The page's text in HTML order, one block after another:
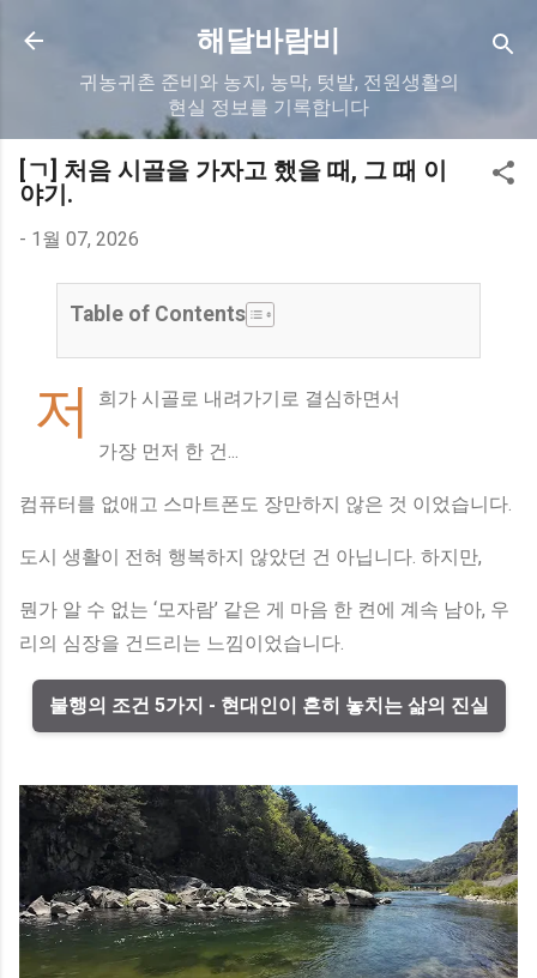
기본 콘텐츠로 건너뛰기
해달바람비
귀농귀촌 준비와 농지, 농막, 텃밭, 전원생활의
현실 정보를 기록합니다
[ㄱ] 처음 시골을 가자고 했을 때, 그 때 이
야기.
- 1월 07, 2026
Table of Contents
저 희가 시골로 내려가기로 결심하면서
가장 먼저 한 건...
컴퓨터를 없애고 스마트폰도 장만하지 않은 것 이었습니다.
도시 생활이 전혀 행복하지 않았던 건 아닙니다. 하지만,
뭔가 알 수 없는 ‘모자람’ 같은 게 마음 한 켠에 계속 남아, 우
리의 심장을 건드리는 느낌이었습니다.
불행의 조건 5가지 - 현대인이 흔히 놓치는 삶의 진실